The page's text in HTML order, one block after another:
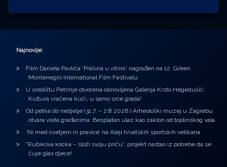
Najnovije:
Film Daniela Pavlića ‘Prašina u vitrini’ nagrađen na 12. Green
Montenegro International Film Festivalu
U središtu Petrinje otvorena obnovljena Galerija Krsto Hegedušić:
Kultura vraćena kući, u samo srce grada!
Od petka do nedjelje (31.7. – 2.8.2026.) Arheološki muzej u Zagrebu
otvara vrata građanima: Besplatan ulaz kao zaklon od toplinskog vala
‘Ni med cvetjem ni pravice’ na Aleji hrvatskih sportskih velikana
“Rubikova kocka – složi svoju priču”, projekt nastao iz potrebe da se
čuje glas djece!